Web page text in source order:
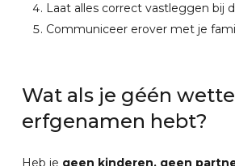
Laat alles correct vastleggen bij
Communiceer erover met je
Wat als je géén
erfgenamen hebt?
Heb je geen kinderen, geen